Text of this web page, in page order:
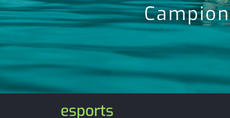
economia
empresa
entrevista
esports
opinió
esports